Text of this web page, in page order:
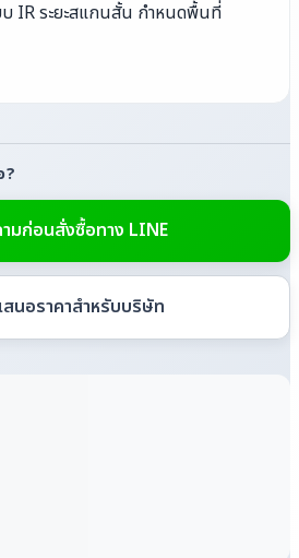
IR ระยะสแกนสั้น กำหนดพื้นที่
?
มก่อนสั่งซื้อทาง LINE
สนอราคาสำหรับบริษัท